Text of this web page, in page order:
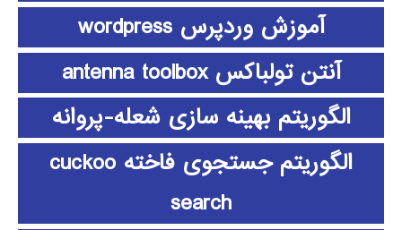
آموزش وردپرس wordpress
آنتن تولباکس antenna toolbox
الگوریتم بهینه سازی شعله-پروانه
الگوریتم جستجوی فاخته cuckoo
search